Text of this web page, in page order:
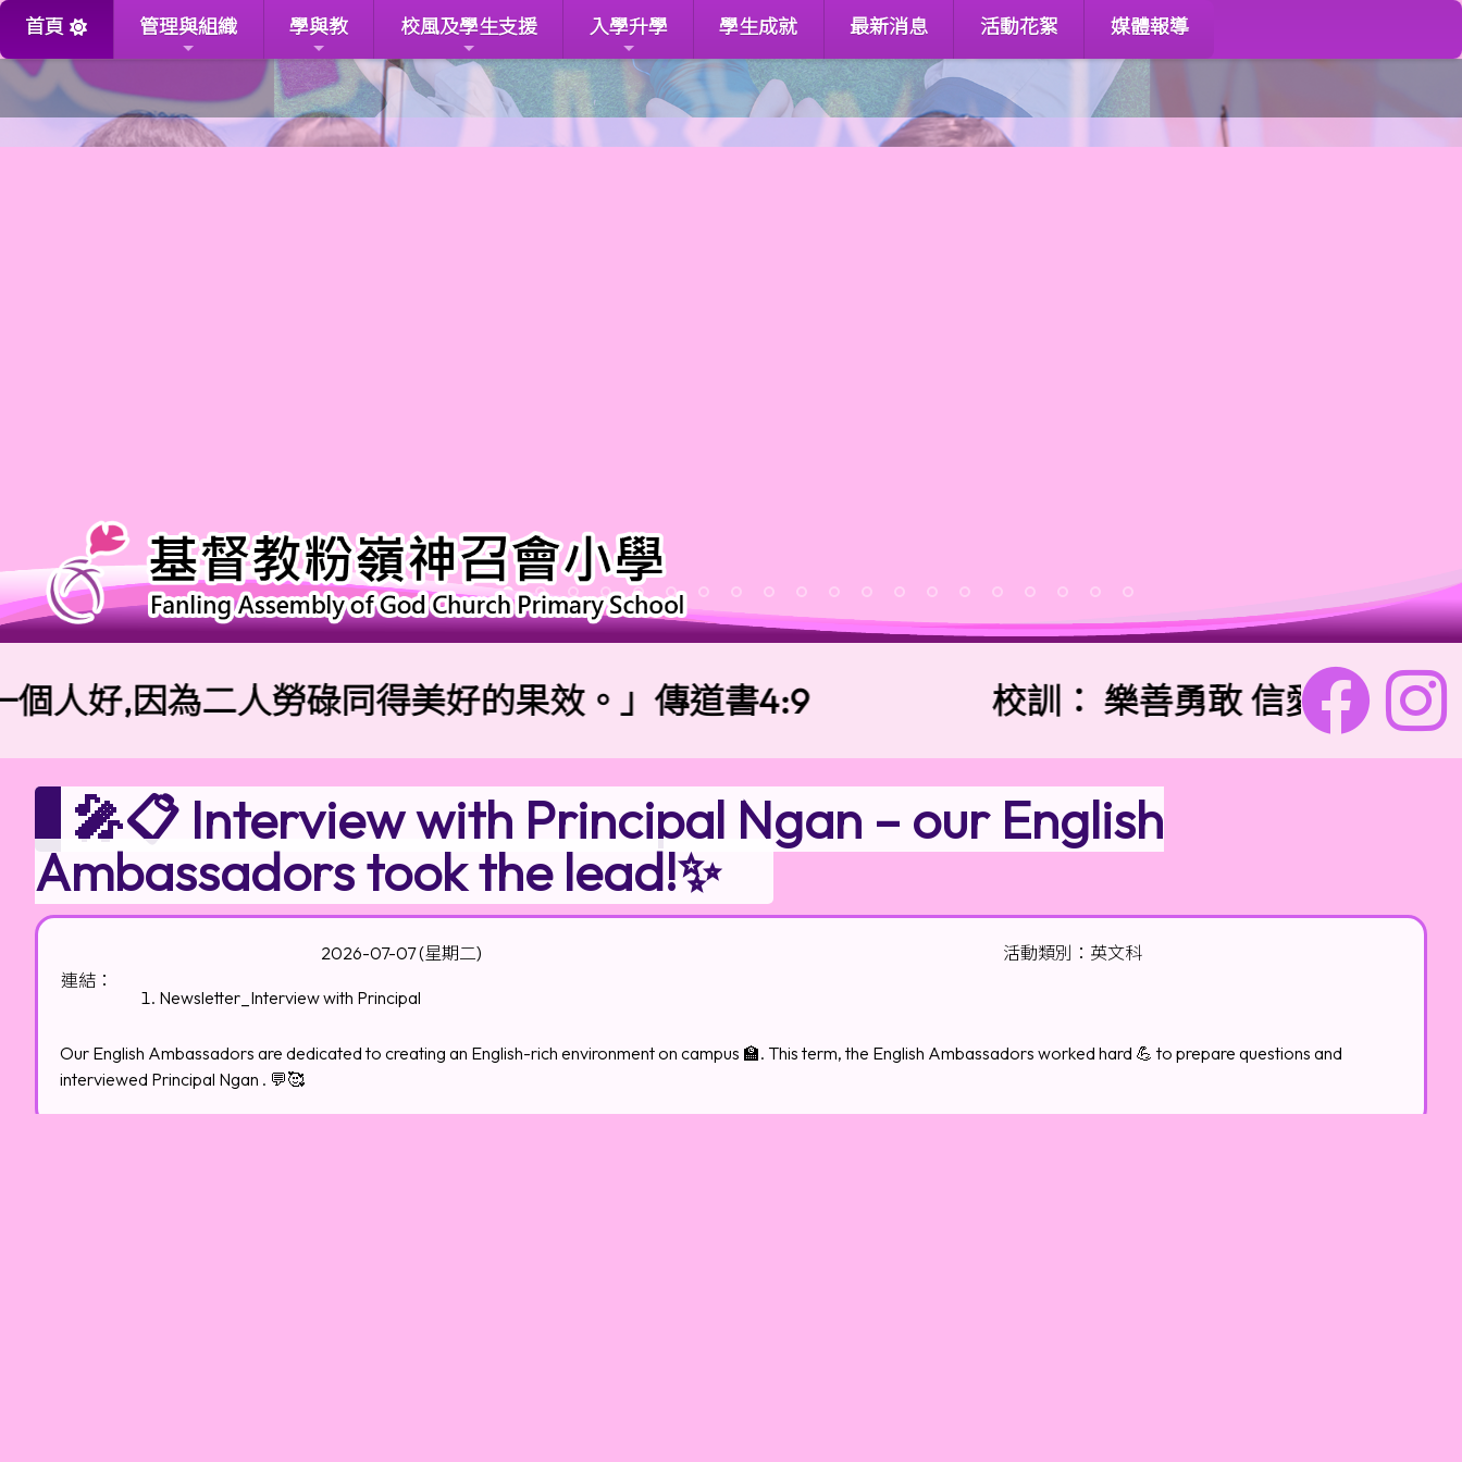
首頁 管理與組織 學與教 校風及學生支援 入學升學 學生成就 最新消息 活動花絮 媒體報導
人好,因為二人勞碌同得美好的果效。」傳道書4:9 校訓： 樂善勇敢 信愛勤誠
🎤📋 Interview with Principal Ngan – our English
Ambassadors took the lead!✨
2026-07-07 (星期二)
活動類別：英文科
連結：
Newsletter_Interview with Principal
Our English Ambassadors are dedicated to creating an English-rich environment on campus 🏫. This term, the English Ambassadors worked hard 💪 to prepare questions and
interviewed Principal Ngan . 💬🥰